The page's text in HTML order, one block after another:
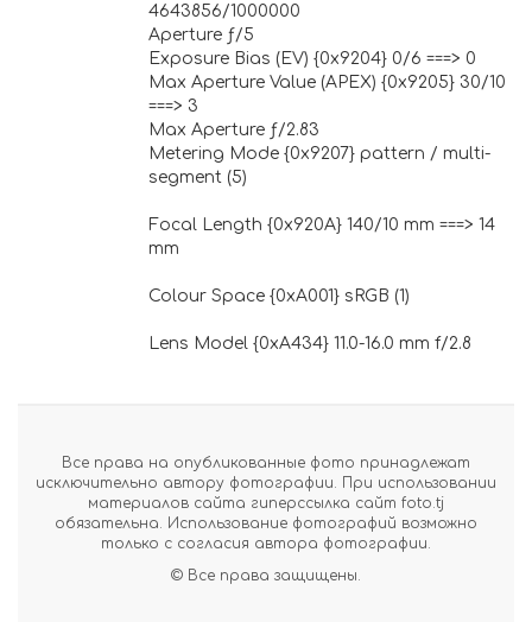
4643856/1000000
Aperture ƒ/5
Exposure Bias (EV) {0x9204} 0/6 ===> 0
Max Aperture Value (APEX) {0x9205} 30/10
===> 3
Max Aperture ƒ/2.83
Metering Mode {0x9207} pattern / multi-
segment (5)
Focal Length {0x920A} 140/10 mm ===> 14
mm
Colour Space {0xA001} sRGB (1)
Lens Model {0xA434} 11.0-16.0 mm f/2.8
Все права на опубликованные фото принадлежат
исключительно автору фотографии. При использовании
материалов сайта гиперссылка сайт foto.tj
обязательна. Использование фотографий возможно
только с согласия автора фотографии.
© Все права защищены.